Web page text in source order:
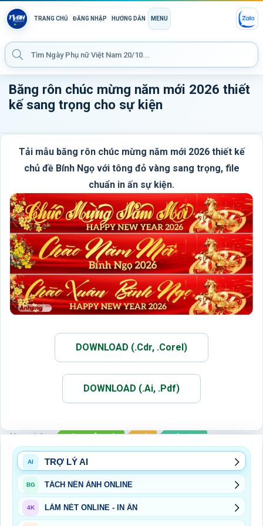
TRANG CHỦ ĐĂNG NHẬP HƯỚNG DẪN MENU
Băng rôn chúc mừng năm mới 2026 thiết
kế sang trọng cho sự kiện
Tải mẫu băng rôn chúc mừng năm mới 2026 thiết kế
chủ đề Bính Ngọ với tông đỏ vàng sang trọng, file
chuẩn in ấn sự kiện.
DOWNLOAD (.Cdr, .Corel)
DOWNLOAD (.Ai, .Pdf)
Xem thêm: BĂNG RÔN TẾT TẾT TẾT 2026
AI TRỢ LÝ AI
BG TÁCH NỀN ẢNH ONLINE
4K LÀM NÉT ONLINE - IN ẤN